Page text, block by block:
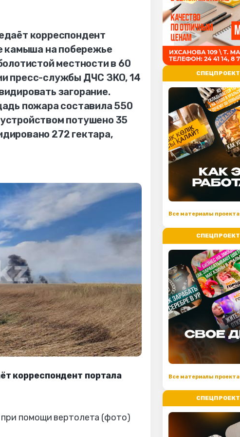
корреспондент
камыша на побережье
местности в 60
пресс-службы ДЧС ЗКО, 14
загорание.
пожара составила 550
потушено 35
272 гектара,
корреспондент портала
Все материалы проекта
Все материалы проекта